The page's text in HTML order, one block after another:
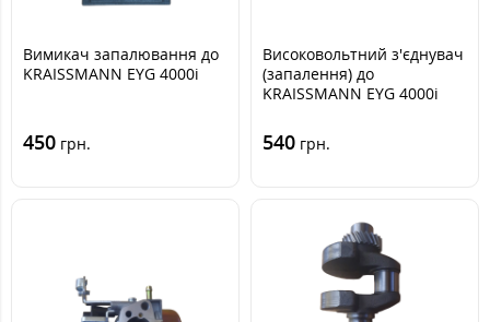
Вимикач запалювання до
KRAISSMANN EYG 4000i
450 грн.
Високовольтний з'єднувач
(запалення) до
KRAISSMANN EYG 4000i
540 грн.